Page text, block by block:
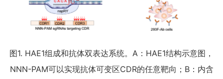
图1. HAE1组成和抗体双表达系统。A：HAE1结构示意图，
NNN-PAM可以实现抗体可变区CDR的任意靶向；B：内含